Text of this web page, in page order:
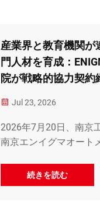
産業界と教育機関が
門人材を育成：
院が戦略的協力契
Jul 23, 2026
2026年7月20日、南京
南京エンイグマオート
続きを読む